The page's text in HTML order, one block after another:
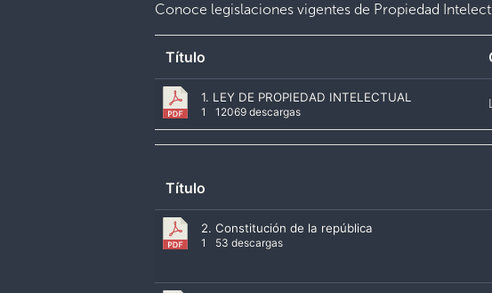
Conoce legislaciones vigentes de Propiedad
Título
1. LEY DE PROPIEDAD INTELECTUAL
1 12069 descargas
Título
2. Constitución de la república
1 53 descargas